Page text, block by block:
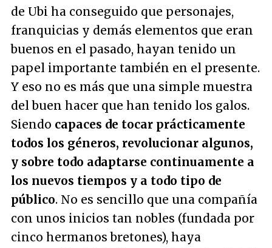
de Ubi ha conseguido que personajes,
franquicias y demás elementos que eran
buenos en el pasado, hayan tenido un
papel importante también en el presente.
Y eso no es más que una simple muestra
del buen hacer que han tenido los galos.
Siendo capaces de tocar prácticamente
todos los géneros, revolucionar algunos,
y sobre todo adaptarse continuamente a
los nuevos tiempos y a todo tipo de
público. No es sencillo que una compañía
con unos inicios tan nobles (fundada por
cinco hermanos bretones), haya